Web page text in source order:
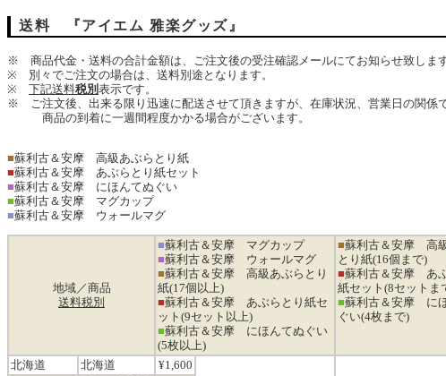
送料 『アイエム 雅楽グッズ』
※ 商品代金・送料の合計金額は、ご注文後の受注確認メールにてお知らせ致します
※ 別々でご注文の場合は、送料別途となります。
※ 下記送料税別 表示です。
※ ご注文後、出来る限り迅速に配送させて頂きますが、在庫状況、営業日の関係で
商品の到着に一週間程度かかる場合がございます。
■蘇利古＆安摩 高級あぶらとり紙
■蘇利古＆安摩 あぶらとり紙セット
■蘇利古＆安摩 にほんてぬぐい
■蘇利古＆安摩 マグカップ
■蘇利古＆安摩 ウォールマグ
地域／商品
送料税別
■蘇利古＆安摩 マグカップ
■蘇利古＆安摩 ウォールマグ
■蘇利古＆安摩 高級あぶらとり
紙(17個以上)
■蘇利古＆安摩 あぶらとり紙セ
ット(9セット以上)
■蘇利古＆安摩 にほんてぬぐい
(5枚以上)
■蘇利古＆安摩 高
とり紙(16個まで)
■蘇利古＆安摩 あ
紙セット(8セットま
■蘇利古＆安摩 に
ぐい(4枚まで)
北海道 北海道 ¥1,600